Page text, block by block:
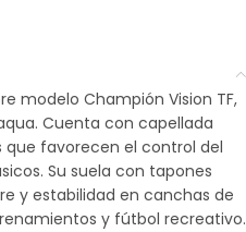
modelo Champión Vision TF,
Cuenta con capellada
favorecen el control del
Su suela con tapones
y estabilidad en canchas de
y fútbol recreativo.